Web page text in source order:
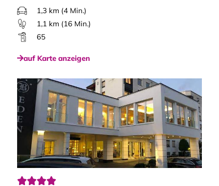
1,3 km (4 Min.)
1,1 km (16 Min.)
65
auf Karte anzeigen
